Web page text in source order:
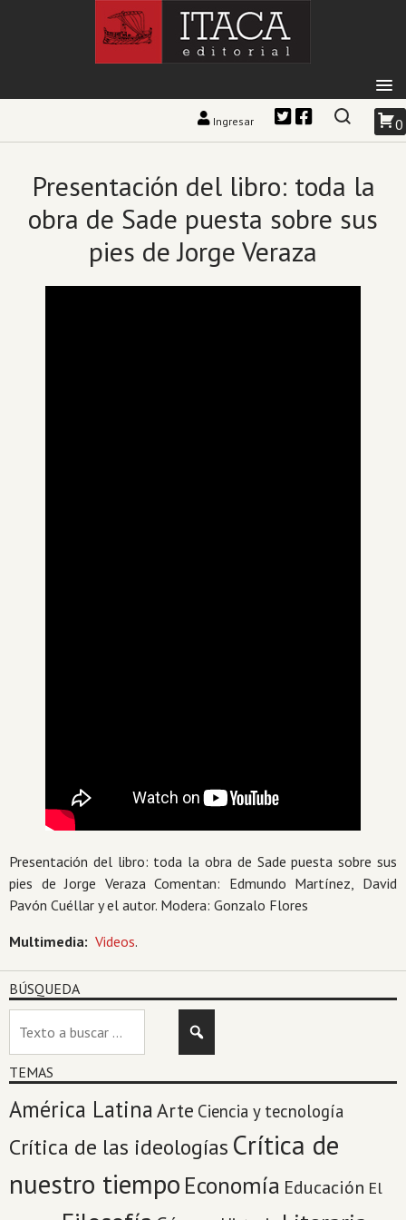
Ingresar 0
Presentación del libro: toda la
obra de Sade puesta sobre sus
pies de Jorge Veraza
Presentación del libro: toda la obra de Sade puesta sobre sus
pies de Jorge Veraza Comentan: Edmundo Martínez, David
Pavón Cuéllar y el autor. Modera: Gonzalo Flores
Multimedia: Videos.
BÚSQUEDA
TEMAS
América LatinaArte Ciencia y tecnología
Crítica de las ideologías Crítica de
nuestro tiempo Economía Educación El